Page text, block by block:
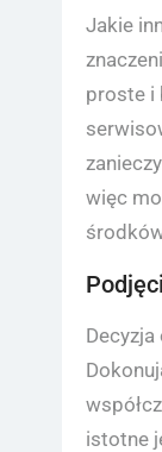
Jakie
proste i
więc
istotne